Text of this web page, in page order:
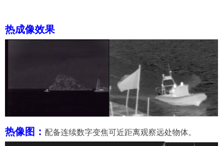
热成像效果
热像图： 配备连续数字变焦可近距离观察远处物体。